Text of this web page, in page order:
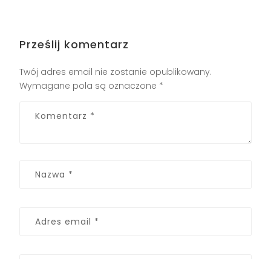
Prześlij komentarz
Twój adres email nie zostanie opublikowany.
Wymagane pola są oznaczone *